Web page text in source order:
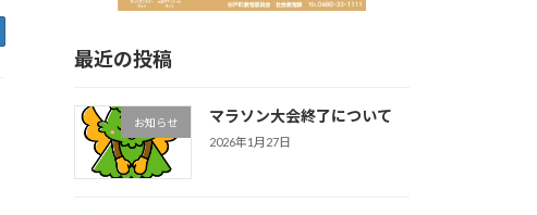
最近の投稿
お知らせ マラソン大会終了について
2026年1月27日